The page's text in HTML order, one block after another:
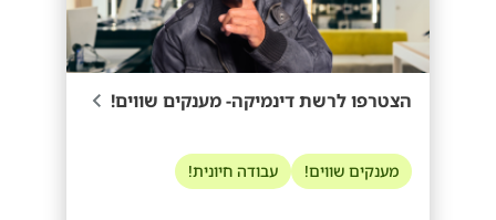
הצטרפו לרשת דינמיקה- מענקים שווים!
מענקים שווים! עבודה חיונית!